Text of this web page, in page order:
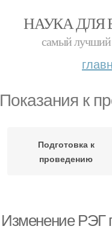
НАУКА ДЛЯ
самый лучший
Показания к
Подготовка к
проведению
Изменение РЭГ